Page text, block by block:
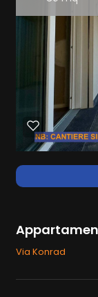
Via Konrad